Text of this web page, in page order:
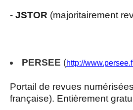
- JSTOR (majoritairement
PERSEE (http://
Portail de revues
française). Entièrement